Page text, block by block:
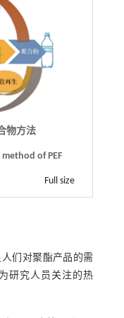
物方法
of PEF
Full size
们对聚酯产品的需
研究人员关注的热